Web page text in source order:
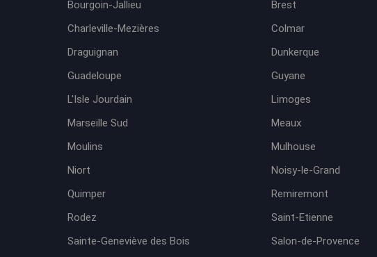
Bourgoin-Jallieu
Brest
Charleville-Mezières
Colmar
Draguignan
Dunkerque
Guadeloupe
Guyane
L'Isle Jourdain
Limoges
Marseille Sud
Meaux
Moulins
Mulhouse
Niort
Noisy-le-Grand
Quimper
Remiremont
Rodez
Saint-Etienne
Sainte-Geneviève des Bois
Salon-de-Provence